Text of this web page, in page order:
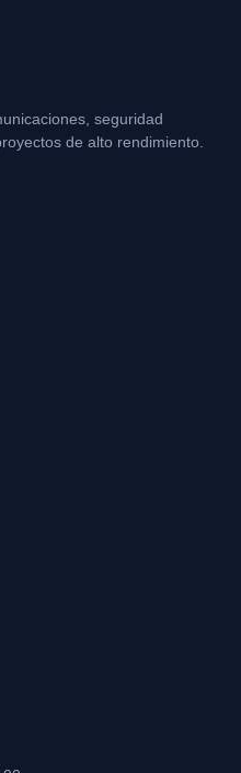
seguridad
de alto rendimiento.